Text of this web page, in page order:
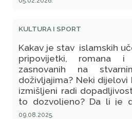
KULTURA I SPORT
Kakav je stav islamskih
pripovijetki, romana i
zasnovanih na
doživljajima? Neki
izmišljeni radi
to dozvoljeno? Da li je
moja knjiga oduzme
09.08.2025.